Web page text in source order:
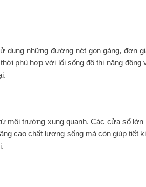
dụng những đường nét gọn gàng, đơn
phù hợp với lối sống đô thị năng động
môi trường xung quanh. Các cửa sổ
cao chất lượng sống mà còn giúp tiết